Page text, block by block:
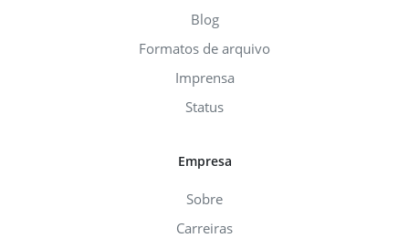
Blog
Formatos de arquivo
Imprensa
Status
Empresa
Sobre
Carreiras